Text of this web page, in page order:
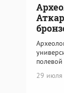
полевой
29 июля